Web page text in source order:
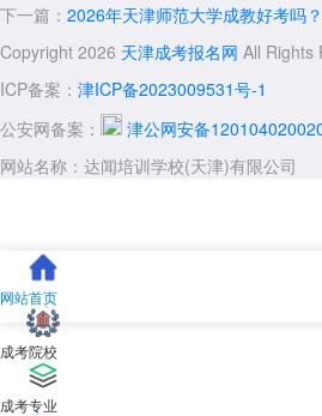
天津师范大学成考录取率虽然不高，但
果你希望在备考过程中获得专业指导与全
培训——2013年创办，经验足不跑路;高校
保障;数千成功案例口碑看得见;教务一对一
形收费;省心一站式服务直至毕业。2026年
这里，与其盲目冲刺，不如借力专业团
100%。
下一篇： 2026年天津师范大学成教好考吗？
Copyright 2026 天津成考报名网 All Rights
ICP备案： 津ICP备2023009531号-1
公安网备案：
津公网安备
网站名称：达闻培训学校(天津)有限公司
网站首页
成考院校
成考专业